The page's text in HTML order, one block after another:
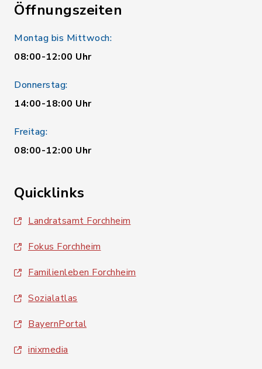
Öffnungszeiten
Montag bis Mittwoch:
08:00-12:00 Uhr
Donnerstag:
14:00-18:00 Uhr
Freitag:
08:00-12:00 Uhr
Quicklinks
Landratsamt Forchheim
Fokus Forchheim
Familienleben Forchheim
Sozialatlas
BayernPortal
inixmedia